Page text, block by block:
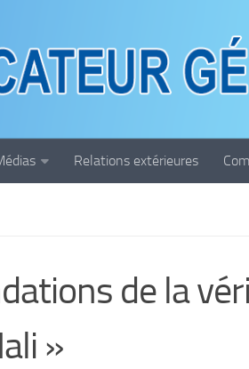
Relations extérieures
de la
»